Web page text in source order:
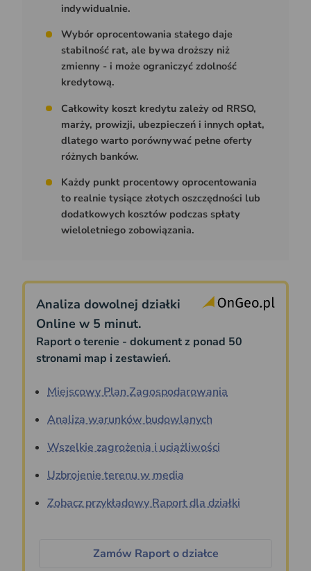
indywidualnie.
Wybór oprocentowania stałego daje
stabilność rat, ale bywa droższy niż
zmienny - i może ograniczyć zdolność
kredytową.
Całkowity koszt kredytu zależy od RRSO,
marży, prowizji, ubezpieczeń i innych opłat,
dlatego warto porównywać pełne oferty
różnych banków.
Każdy punkt procentowy oprocentowania
to realnie tysiące złotych oszczędności lub
dodatkowych kosztów podczas spłaty
wieloletniego zobowiązania.
Analiza dowolnej działki
Online w 5 minut.
Raport o terenie - dokument z ponad 50
stronami map i zestawień.
Miejscowy Plan Zagospodarowania
Analiza warunków budowlanych
Wszelkie zagrożenia i uciążliwości
Uzbrojenie terenu w media
Zobacz przykładowy Raport dla działki
Zamów Raport o działce